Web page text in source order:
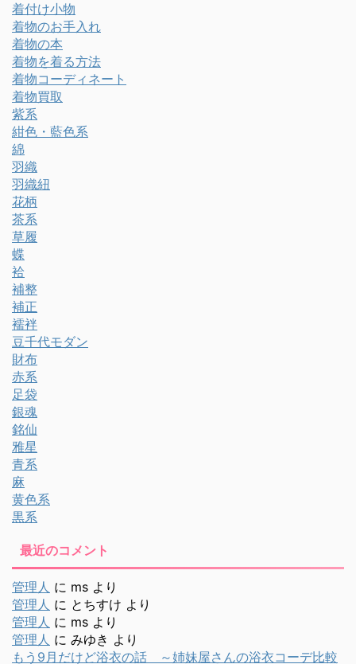
着付け小物
着物のお手入れ
着物の本
着物を着る方法
着物コーディネート
着物買取
紫系
紺色・藍色系
綿
羽織
羽織紐
花柄
茶系
草履
蝶
袷
補整
補正
襦袢
豆千代モダン
財布
赤系
足袋
銀魂
銘仙
雅星
青系
麻
黄色系
黒系
最近のコメント
管理人 に ms より
管理人 に とちすけ より
管理人 に ms より
管理人 に みゆき より
もう9月だけど浴衣の話 ～姉妹屋さんの浴衣コーデ比較